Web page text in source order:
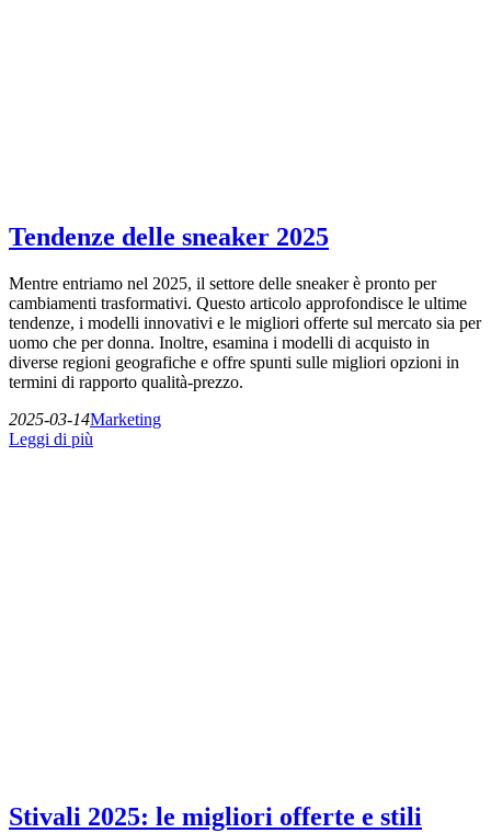
Tendenze delle sneaker 2025
Mentre entriamo nel 2025, il settore delle sneaker è pronto per
cambiamenti trasformativi. Questo articolo approfondisce le ultime
tendenze, i modelli innovativi e le migliori offerte sul mercato sia per
uomo che per donna. Inoltre, esamina i modelli di acquisto in
diverse regioni geografiche e offre spunti sulle migliori opzioni in
termini di rapporto qualità-prezzo.
2025-03-14Marketing
Leggi di più
Stivali 2025: le migliori offerte e stili